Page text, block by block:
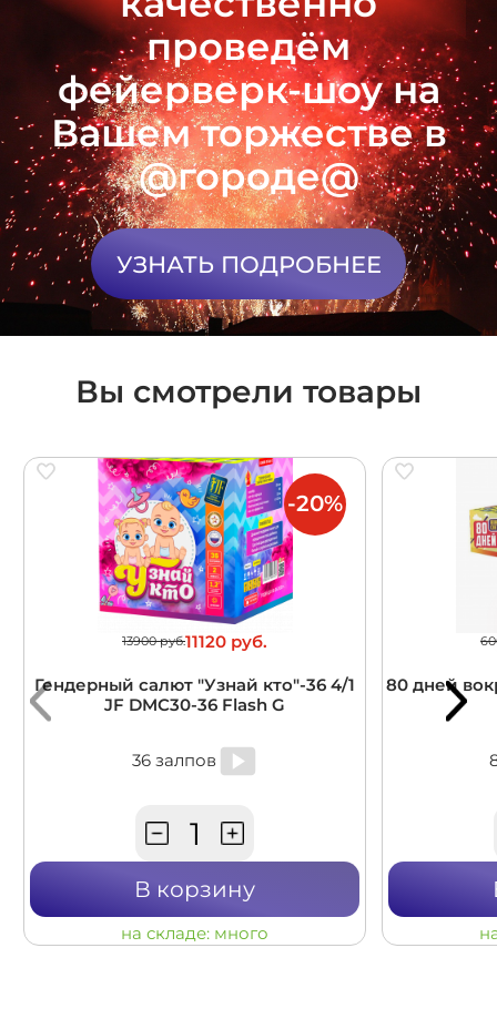
проведём
фейерверк-шоу на
Вашем торжестве в
@городе@
УЗНАТЬ ПОДРОБНЕЕ
Вы смотрели товары
13900 руб.11120 руб.
Гендерный салют "Узнай кто"-36 4/1
JF DMC30-36 Flash G
36 залпов
В корзину
на складе: много
-20%
80 дней